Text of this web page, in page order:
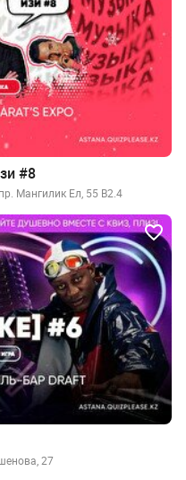
#8
Мангилик Ел, 55 B2.4
27